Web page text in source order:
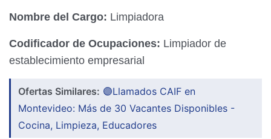
Nombre del Cargo: Limpiadora
Codificador de Ocupaciones: Limpiador de
establecimiento empresarial
Ofertas Similares: 🟣Llamados CAIF en
Montevideo: Más de 30 Vacantes Disponibles -
Cocina, Limpieza, Educadores